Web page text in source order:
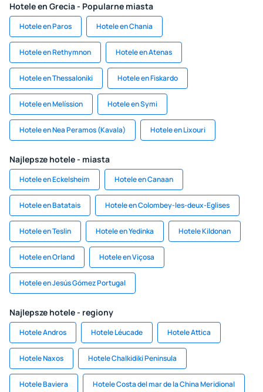
Hotele en Grecia - Popularne miasta
Hotele en Paros Hotele en Chania
Hotele en Rethymnon Hotele en Atenas
Hotele en Thessaloniki Hotele en Fiskardo
Hotele en Melíssion Hotele en Symi
Hotele en Nea Peramos (Kavala) Hotele en Lixouri
Najlepsze hotele - miasta
Hotele en Eckelsheim Hotele en Canaan
Hotele en Batatais Hotele en Colombey-les-deux-Eglises
Hotele en Teslin Hotele en Yedinka Hotele Kildonan
Hotele en Orland Hotele en Viçosa
Hotele en Jesús Gómez Portugal
Najlepsze hotele - regiony
Hotele Andros Hotele Léucade Hotele Attica
Hotele Naxos Hotele Chalkidiki Peninsula
Hotele Baviera Hotele Costa del mar de la China Meridional